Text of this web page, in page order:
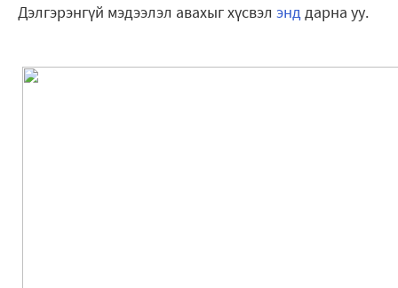
Дэлгэрэнгүй мэдээлэл авахыг хүсвэл энддарна уу.